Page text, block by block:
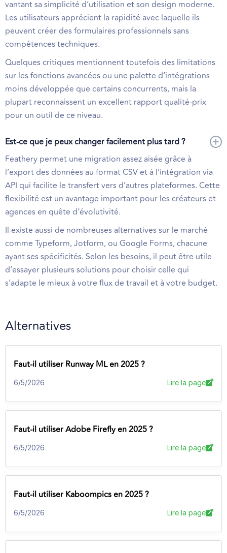
vantant sa simplicité d’utilisation et son design moderne.
Les utilisateurs apprécient la rapidité avec laquelle ils
peuvent créer des formulaires professionnels sans
compétences techniques.
Quelques critiques mentionnent toutefois des limitations
sur les fonctions avancées ou une palette d’intégrations
moins développée que certains concurrents, mais la
plupart reconnaissent un excellent rapport qualité-prix
pour un outil de ce niveau.
Est-ce que je peux changer facilement plus tard ?
Feathery permet une migration assez aisée grâce à
l’export des données au format CSV et à l’intégration via
API qui facilite le transfert vers d’autres plateformes. Cette
flexibilité est un avantage important pour les créateurs et
agences en quête d’évolutivité.
Il existe aussi de nombreuses alternatives sur le marché
comme Typeform, Jotform, ou Google Forms, chacune
ayant ses spécificités. Selon les besoins, il peut être utile
d’essayer plusieurs solutions pour choisir celle qui
s’adapte le mieux à votre flux de travail et à votre budget.
Alternatives
Faut-il utiliser Runway ML en 2025 ?
6/5/2026 Lire la page
Faut-il utiliser Adobe Firefly en 2025 ?
6/5/2026 Lire la page
Faut-il utiliser Kaboompics en 2025 ?
6/5/2026 Lire la page